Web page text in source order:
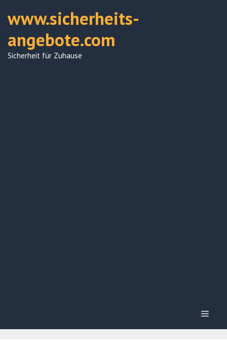
Inhalt
www.sicherheits-
angebote.com
Sicherheit für Zuhause
Menü